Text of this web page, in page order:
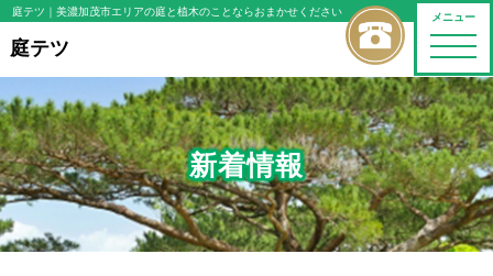
メニュー
toggle
庭テツ ｜美濃加茂市エリアの庭と植木のことならおまかせください
庭テツ
新着情報